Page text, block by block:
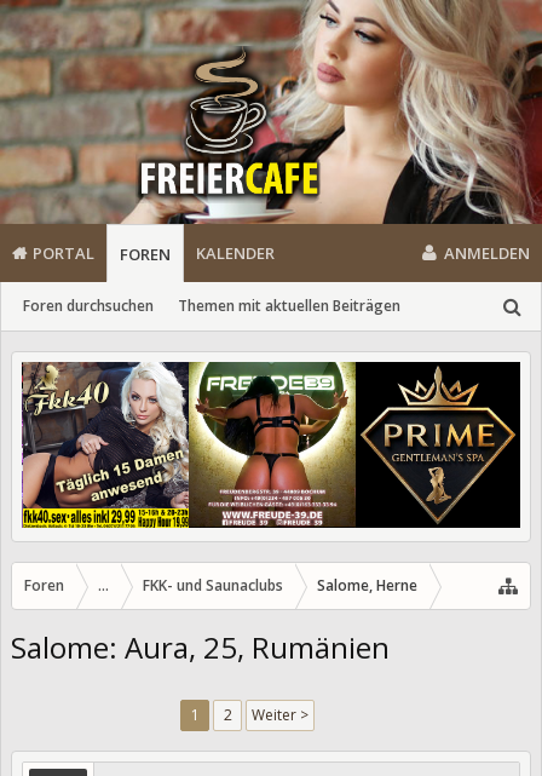
PORTAL FOREN
Foren durchsuchen Themen mit aktuellen Beiträgen
KALENDER ANMELDEN
Foren ... FKK- und Saunaclubs Salome, Herne
Salome: Aura, 25, Rumänien
1 2 Weiter >